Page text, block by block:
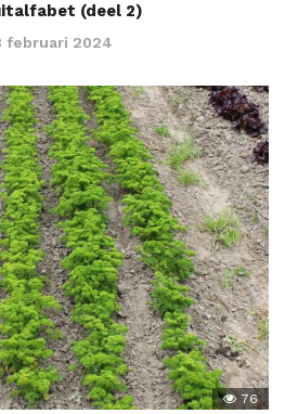
(deel 2)
februari 2024
76